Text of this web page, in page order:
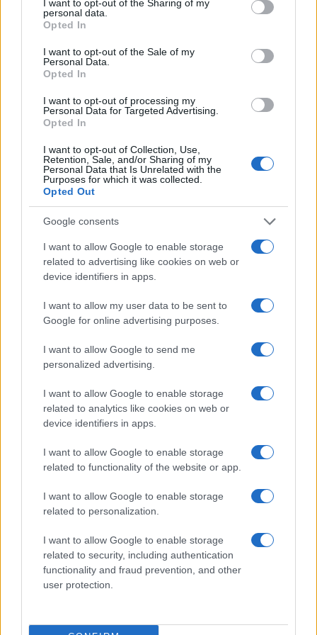
not limited to your visit or usage behaviour. You may click to
grant or deny consent to Google and its third-party tags to
use your data for below specified purposes in below Google
consent section.
I want to opt-out of the Sharing of my
personal data.
Opted In
I want to opt-out of the Sale of my
Personal Data.
Opted In
I want to opt-out of processing my
Personal Data for Targeted Advertising.
Opted In
I want to opt-out of Collection, Use,
Retention, Sale, and/or Sharing of my
Personal Data that Is Unrelated with the
Purposes for which it was collected.
Opted Out
Google consents
I want to allow Google to enable storage
related to advertising like cookies on web or
device identifiers in apps.
I want to allow my user data to be sent to
Google for online advertising purposes.
I want to allow Google to send me
personalized advertising.
I want to allow Google to enable storage
related to analytics like cookies on web or
device identifiers in apps.
I want to allow Google to enable storage
related to functionality of the website or app.
I want to allow Google to enable storage
related to personalization.
I want to allow Google to enable storage
related to security, including authentication
functionality and fraud prevention, and other
user protection.
hogy megelőzzék a félreértelmezéseket és a
sötét múltba való visszatérést,
„Horvátország ettől 2025-ben
még nagyon messze van.”
Szerbia elítéli
A szomszédos Szerbiában Aleksandar Vucic
elnök bírálta Perkovics koncertjeit, mert
támogatásának megnyilvánulása.” Boris Tadic,
volt szerb liberális vezető „nagy szégyennek”
nevezte az esetet Horvátország és az
Európai Unió számára, mivel a koncert
„egy nemzet tagjainak
meggyilkolását dicsőíti – jelen
esetben a szerbekét.”
A horvát rendőrség szerint Perkovic koncertje
volt az eddigi legnagyobb az országban,
több ezer rendőrt mozgósítottak.